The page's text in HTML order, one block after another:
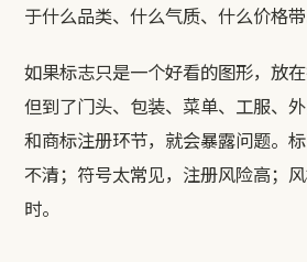
于什么品类、什么气质、什么价格带
如果标志只是一个好看的图形，放
但到了门头、包装、菜单、工服、
和商标注册环节，就会暴露问题。
不清；符号太常见，注册风险高；
时。